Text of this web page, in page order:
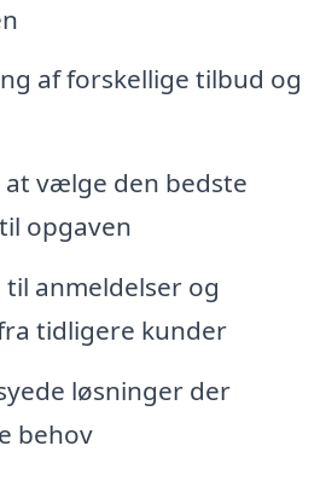
af forskellige tilbud og
vælge den bedste
opgaven
anmeldelser og
tidligere kunder
løsninger der
behov